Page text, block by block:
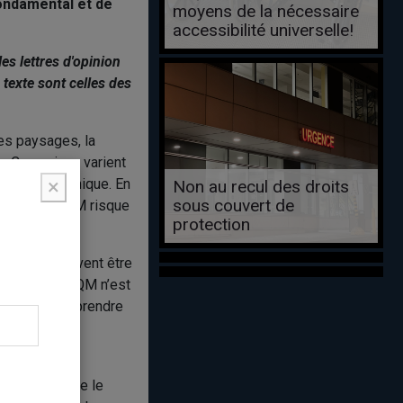
et de
lettres d'opinion
sont celles des
paysages, la
Ces enjeux varient
et économique. En
la FQM risque
de vue peuvent être
de la FQM n’est
puissent prendre
va à
et défendre le
moyens de la nécessaire
accessibilité universelle!
Non au recul des droits
sous couvert de
protection
×